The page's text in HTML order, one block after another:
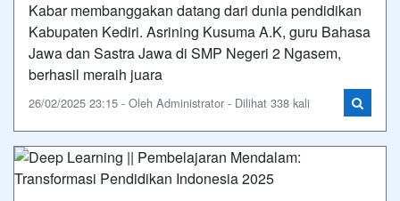
Kabar membanggakan datang dari dunia pendidikan
Kabupaten Kediri. Asrining Kusuma A.K, guru Bahasa
Jawa dan Sastra Jawa di SMP Negeri 2 Ngasem,
berhasil meraih juara
26/02/2025 23:15 - Oleh Administrator - Dilihat 338 kali